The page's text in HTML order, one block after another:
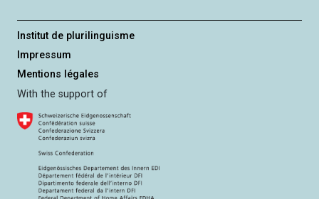
Institut de plurilinguisme
Impressum
Mentions légales
With the support of